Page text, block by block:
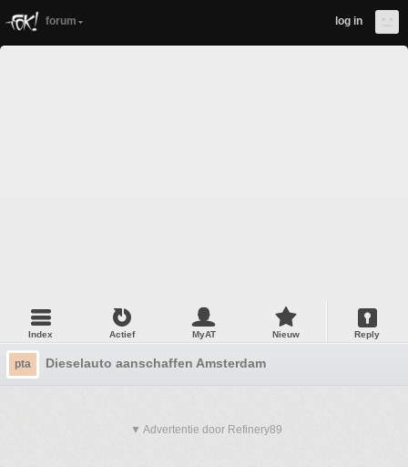
forum log in
Index Actief MyAT Nieuw Reply
pta Dieselauto aanschaffen Amsterdam
▼ Advertentie door Refinery89